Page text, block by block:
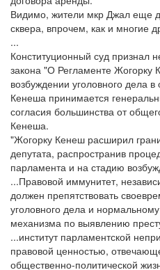
Видимо, жители мкр Джал еще
сквера, впрочем, как и многие
...
Конституционный суд признал
закона "О Регламенте Жогорку
возбуждении уголовного дела
Кенеша принимается
согласия большинства от
Кенеша.
"Жогорку Кенеш расширил
депутата, распространив
парламента и на стадию
...Правовой иммунитет,
должен препятствовать
уголовного дела и
механизма по выявлению
...институт парламентской
правовой ценностью,
общественно-политической